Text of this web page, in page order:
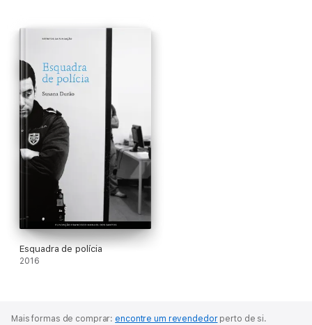
Esquadra de polícia
2016
Mais formas de comprar: encontre um revendedorperto de si.